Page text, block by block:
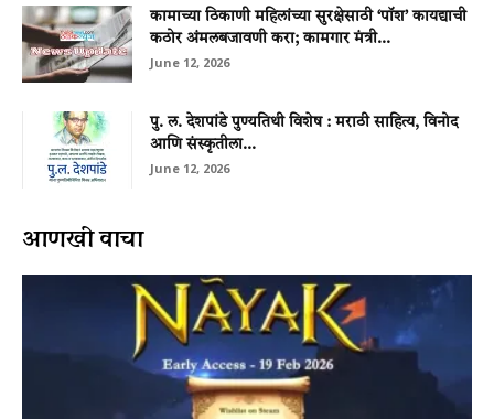
कामाच्या ठिकाणी महिलांच्या सुरक्षेसाठी ‘पॉश’ कायद्याची
कठोर अंमलबजावणी करा; कामगार मंत्री...
June 12, 2026
पु. ल. देशपांडे पुण्यतिथी विशेष : मराठी साहित्य, विनोद
आणि संस्कृतीला...
June 12, 2026
आणखी वाचा